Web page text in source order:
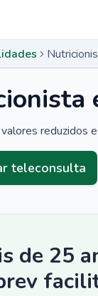
reduzidos
teleconsulta
de 25